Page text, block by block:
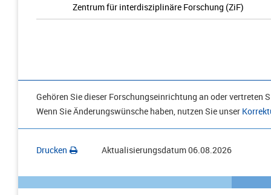
Zentrum für interdisziplinäre Forschung (ZiF)
Gehören Sie dieser Forschungseinrichtung an oder vertreten
Wenn Sie Änderungswünsche haben, nutzen Sie unser
Drucken Aktualisierungsdatum06.08.2026